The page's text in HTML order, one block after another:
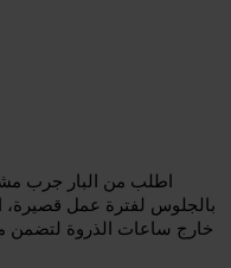
اطلب من البار جرب
بالجلوس لفترة عمل قصيرة،
خارج ساعات الذروة لتضمن